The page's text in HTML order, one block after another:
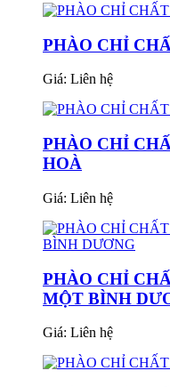
PHÀO CHỈ
Giá: Liên hệ
PHÀO CHỈ
HOÀ
Giá: Liên hệ
PHÀO CHỈ
MỘT BÌNH
Giá: Liên hệ